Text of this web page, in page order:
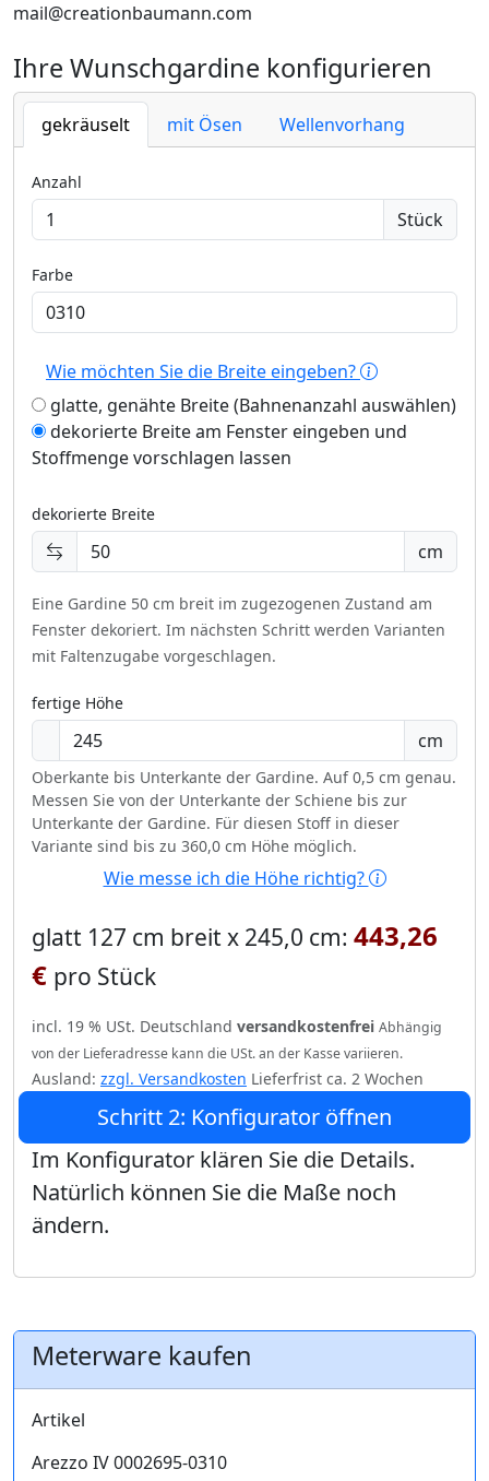
mail@creationbaumann.com
Ihre Wunschgardine konfigurieren
gekräuselt mit Ösen Wellenvorhang
Anzahl
Stück
Farbe
Wie möchten Sie die Breite eingeben?
glatte, genähte Breite (Bahnenanzahl auswählen)
dekorierte Breite am Fenster eingeben und
Stoffmenge vorschlagen lassen
dekorierte Breite
cm
Eine Gardine 50 cm breit im zugezogenen Zustand am
Fenster dekoriert. Im nächsten Schritt werden Varianten
mit Faltenzugabe vorgeschlagen.
fertige Höhe
cm
Oberkante bis Unterkante der Gardine. Auf 0,5 cm genau.
Messen Sie von der Unterkante der Schiene bis zur
Unterkante der Gardine. Für diesen Stoff in dieser
Variante sind bis zu 360,0 cm Höhe möglich.
Wie messe ich die Höhe richtig?
glatt 127 cm breit x 245,0 cm: 443,26
€ pro Stück
incl. 19 % USt. Deutschland versandkostenfrei Abhängig
von der Lieferadresse kann die USt. an der Kasse variieren.
Ausland: zzgl. Versandkosten Lieferfrist ca. 2 Wochen
Schritt 2: Konfigurator öffnen
Im Konfigurator klären Sie die Details.
Natürlich können Sie die Maße noch
ändern.
Meterware kaufen
Artikel
Arezzo IV 0002695-0310